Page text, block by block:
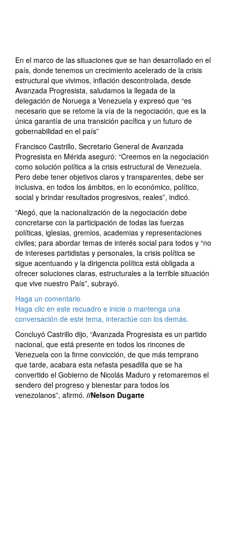
En el marco de las situaciones que se han desarrollado en el
país, donde tenemos un crecimiento acelerado de la crisis
estructural que vivimos, inflación descontrolada, desde
Avanzada Progresista, saludamos la llegada de la
delegación de Noruega a Venezuela y expresó que “es
necesario que se retome la vía de la negociación, que es la
única garantía de una transición pacífica y un futuro de
gobernabilidad en el país”
Francisco Castrillo, Secretario General de Avanzada
Progresista en Mérida aseguró: “Creemos en la negociación
como solución política a la crisis estructural de Venezuela.
Pero debe tener objetivos claros y transparentes, debe ser
inclusiva, en todos los ámbitos, en lo económico, político,
social y brindar resultados progresivos, reales”, indicó.
“Alegó, que la nacionalización de la negociación debe
concretarse con la participación de todas las fuerzas
políticas, iglesias, gremios, academias y representaciones
civiles; para abordar temas de interés social para todos y “no
de intereses partidistas y personales, la crisis política se
sigue acentuando y la dirigencia política está obligada a
ofrecer soluciones claras, estructurales a la terrible situación
que vive nuestro País”, subrayó.
Haga un comentario
Haga clic en este recuadro e inicie o mantenga una
conversación de este tema, interactúe con los demás.
Concluyó Castrillo dijo, “Avanzada Progresista es un partido
nacional, que está presente en todos los rincones de
Venezuela con la firme convicción, de que más temprano
que tarde, acabara esta nefasta pesadilla que se ha
convertido el Gobierno de Nicolás Maduro y retomaremos el
sendero del progreso y bienestar para todos los
venezolanos”, afirmó. //Nelson Dugarte